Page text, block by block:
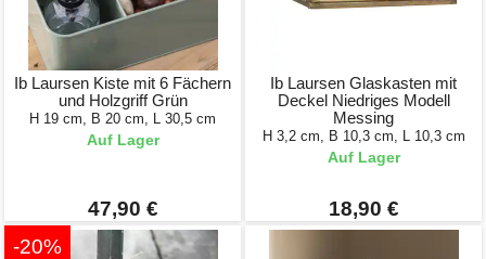
Ib Laursen Kiste mit 6 Fächern
und Holzgriff Grün
H 19 cm, B 20 cm, L 30,5 cm
Auf Lager
47,90 €
Ib Laursen Glaskasten mit
Deckel Niedriges Modell
Messing
H 3,2 cm, B 10,3 cm, L 10,3 cm
Auf Lager
18,90 €
-20%